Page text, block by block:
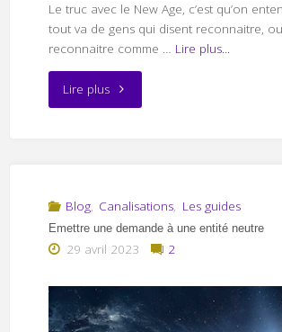
Le truc avec le New Age, c’est qu’on
tout va de gens qui disent reconnaitre,
reconnaitre comme … Lire plus...
Lire plus"Sommes-
Terre
vieilles
Blog, Canalisations, Les guides
Emettre une demande à une entité neutre
29 avril 2023 2